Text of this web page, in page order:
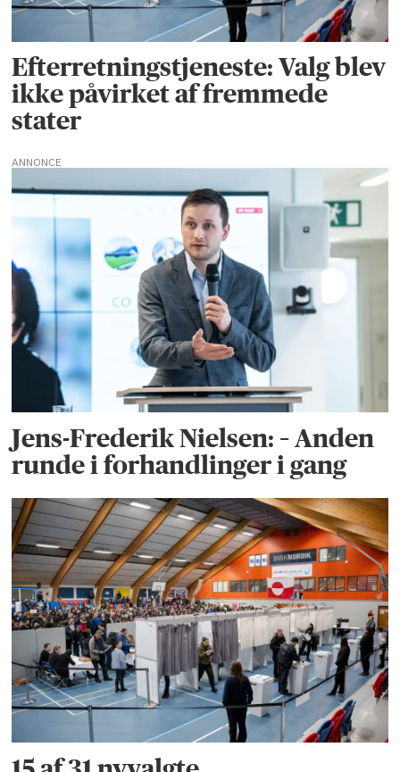
Efterretningstjeneste: Valg blev
ikke påvirket af fremmede
stater
ANNONCE
Jens-Frederik Nielsen: – Anden
runde i forhandlinger i gang